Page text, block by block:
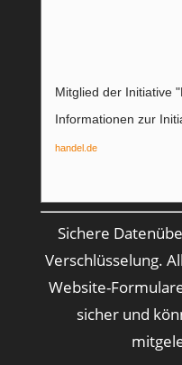
Mitglied der Initiative
Informationen zur
handel.de
Sichere
Verschlüsselung.
Website-
sicher und